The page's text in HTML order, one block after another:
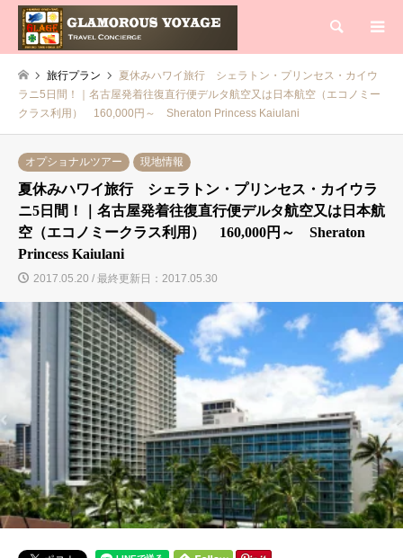
検索
旅行プラン
夏休みハワイ旅行 シェラトン・プリンセス・カイウ
ラニ5日間！｜名古屋発着往復直行便デルタ航空又は日本航空（エコノミー
クラス利用） 160,000円～ Sheraton Princess Kaiulani
オプショナルツアー 現地情報
夏休みハワイ旅行 シェラトン・プリンセス・カイウラ
ニ5日間！｜名古屋発着往復直行便デルタ航空又は日本航
空（エコノミークラス利用） 160,000円～ Sheraton
Princess Kaiulani
2017.05.20 / 最終更新日：2017.05.30